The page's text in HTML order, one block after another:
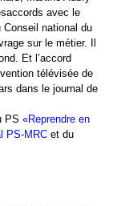
avec le
national du
sur le métier. Il
Et l’accord
télévisée de
dans le journal de
PS «Reprendre en
PS-MRC et du